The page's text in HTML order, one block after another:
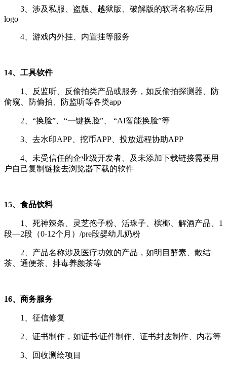
3、涉及私服、盗版、越狱版、破解版的软著名称/应用
logo
4、游戏内外挂、内置挂等服务
14、工具软件
1、反监听、反偷拍类产品或服务，如反偷拍探测器、防
偷窥、防偷拍、防监听等各类app
2、“换脸”、“一键换脸”、 “AI智能换脸”等
3、去水印APP、挖币APP、投放远程协助APP
4、未受信任的企业级开发者、及未添加下载链接需要用
户自己复制链接去浏览器下载的软件
15、食品饮料
1、死神辣条、灵芝孢子粉、活珠子、槟榔、解酒产品、1
段—2段（0-12个月）/pre段婴幼儿奶粉
2、 产品名称涉及医疗功效的产品，如明目酵素、散结
茶、通便茶、排毒养颜茶等
16、商务服务
1、征信修复
2、证书制作，如证书/证件制作、证书封皮制作、内芯等
3、回收测绘项目